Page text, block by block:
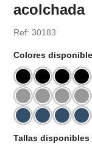
acolchada
Ref: 30183
Colores
Tallas disponibles